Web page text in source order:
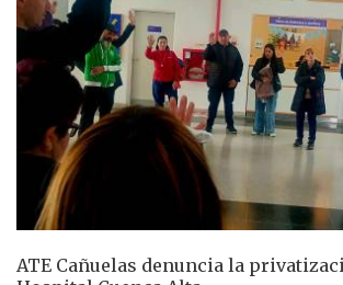
ATE Cañuelas denuncia la